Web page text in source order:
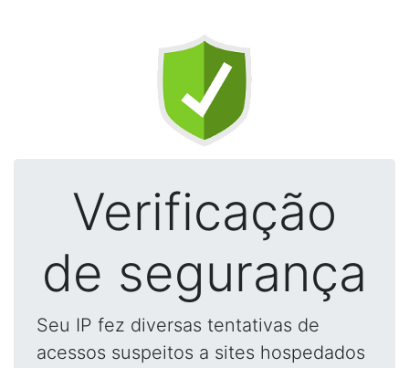
Verificação
de segurança
Seu IP fez diversas tentativas de
acessos suspeitos a sites hospedados